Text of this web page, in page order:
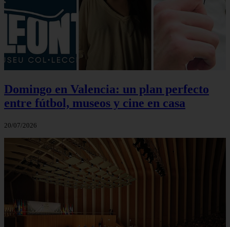
Domingo en Valencia: un plan perfecto
entre fútbol, museos y cine en casa
20/07/2026